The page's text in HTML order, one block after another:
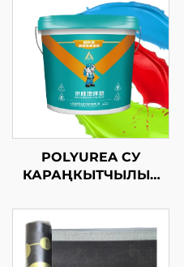
POLYUREA СУ
КАРАҢКЫТЧЫЛЫК